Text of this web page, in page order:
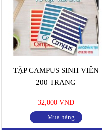
TẬP CAMPUS SINH VIÊN
200 TRANG
32,000 VND
Mua hàng